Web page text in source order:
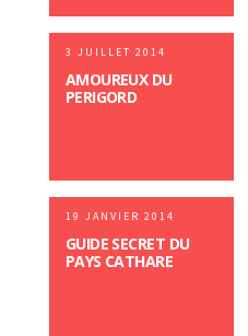
3 JUILLET 2014
AMOUREUX DU
PERIGORD
19 JANVIER 2014
GUIDE SECRET DU
PAYS CATHARE